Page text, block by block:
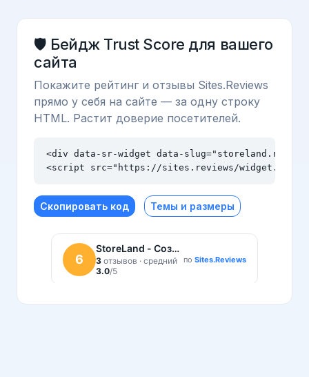
🛡️ Бейдж Trust Score для вашего
сайта
Покажите рейтинг и отзывы Sites.Reviews
прямо у себя на сайте — за одну строку
HTML. Растит доверие посетителей.
<div data-sr-widget data-slug="storeland.ru"
<script src="https://sites.reviews/widget.js"
Скопировать код Темы и размеры